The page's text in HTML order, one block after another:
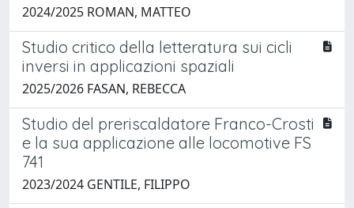
2024/2025 ROMAN, MATTEO
Studio critico della letteratura sui cicli
inversi in applicazioni spaziali
2025/2026 FASAN, REBECCA
Studio del preriscaldatore Franco-Crosti
e la sua applicazione alle locomotive FS
741
2023/2024 GENTILE, FILIPPO